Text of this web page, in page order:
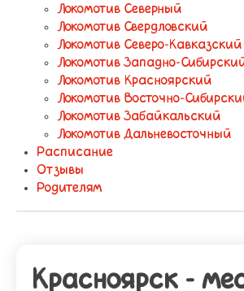
Локомотив Северный
Локомотив Свердловский
Локомотив Северо-Кавказский
Локомотив Западно-
Локомотив Красноярский
Локомотив Восточно-
Локомотив Забайкальский
Локомотив Дальневосточный
Расписание
Отзывы
Родителям
Красноярск -